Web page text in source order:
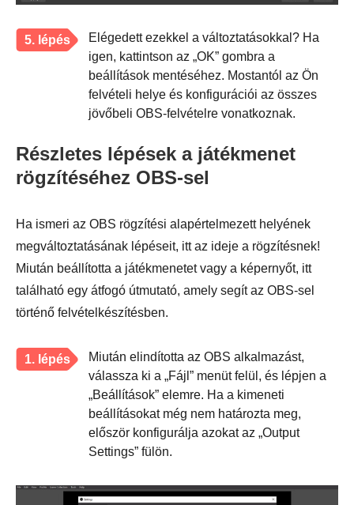
5. lépés
Elégedett ezekkel a változtatásokkal? Ha
igen, kattintson az „OK” gombra a
beállítások mentéséhez. Mostantól az Ön
felvételi helye és konfigurációi az összes
jövőbeli OBS-felvételre vonatkoznak.
Részletes lépések a játékmenet
rögzítéséhez OBS-sel
Ha ismeri az OBS rögzítési alapértelmezett helyének
megváltoztatásának lépéseit, itt az ideje a rögzítésnek!
Miután beállította a játékmenetet vagy a képernyőt, itt
található egy átfogó útmutató, amely segít az OBS-sel
történő felvételkészítésben.
1. lépés
Miután elindította az OBS alkalmazást,
válassza ki a „Fájl” menüt felül, és lépjen a
„Beállítások” elemre. Ha a kimeneti
beállításokat még nem határozta meg,
először konfigurálja azokat az „Output
Settings” fülön.